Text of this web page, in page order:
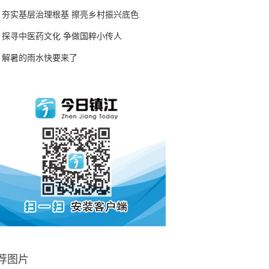
夯实基层治理根基 擦亮乡村振兴底色
探寻中医药文化 争做国粹小传人
解暑的雨水快要来了
图片